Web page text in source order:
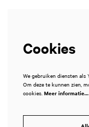
Cookies
We gebruiken diensten als
Om deze te kunnen zien,
cookies. Meer informatie…